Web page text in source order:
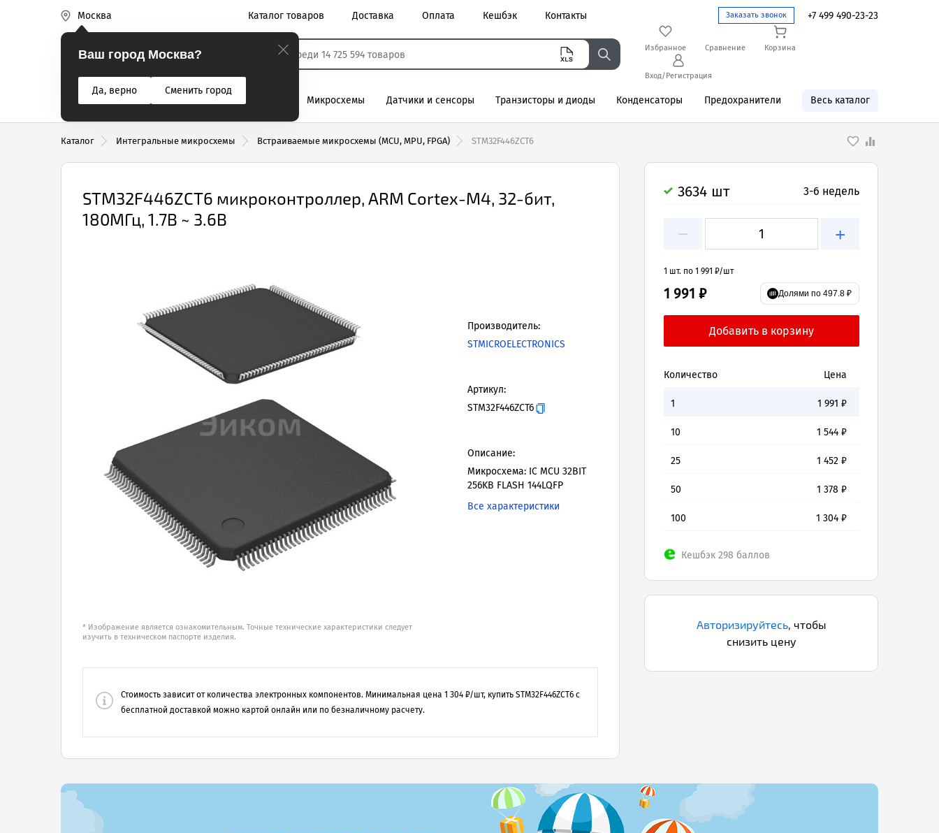
Москва Заказать звонок +7 499 490-23-23
Каталог товаров Доставка Оплата Кешбэк Контакты
Реле электромагнитные
Эиком Избранное Сравнение Корзина
Вход/Регистрация
Ваш город Москва?
Да, верно
Сменить город
% Акции
Разъемы Вентиляторы Микросхемы Датчики и сенсоры Транзисторы и диоды Конденсаторы Предохранители Весь каталог
Каталог Интегральные микросхемы Встраиваемые микросхемы (MCU, MPU, FPGA) STM32F446ZCT6
STM32F446ZCT6 микроконтроллер, ARM Cortex-M4, 32-бит,
180МГц, 1.7В ~ 3.6В
* Изображение является ознакомительным. Точные технические характеристики следует
изучить в техническом паспорте изделия.
Производитель:
STMICROELECTRONICS
Артикул:
STM32F446ZCT6
Описание:
Микросхема: IC MCU 32BIT
256KB FLASH 144LQFP
Все характеристики
Стоимость зависит от количества электронных компонентов. Минимальная цена 1 304 ₽/шт, купить STM32F446ZCT6 с
бесплатной доставкой можно картой онлайн или по безналичному расчету.
3634 шт 3-6 недель
− +
1 шт. по 1 991 ₽/шт
1 991 ₽ Долями по 497.8 ₽
Количество Цена
1 1 991 ₽
10 1 544 ₽
25 1 452 ₽
50 1 378 ₽
100 1 304 ₽
Кешбэк 298 баллов
Авторизируйтесь, чтобы
снизить цену